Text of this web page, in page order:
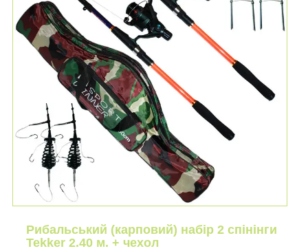
Рибальський (карповий) набір 2 спінінги
Tekker 2.40 м. + чехол